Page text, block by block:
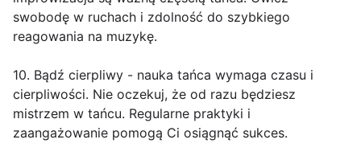
swobodę w ruchach i zdolność do szybkiego
reagowania na muzykę.
10. Bądź cierpliwy - nauka tańca wymaga czasu i
cierpliwości. Nie oczekuj, że od razu będziesz
mistrzem w tańcu. Regularne praktyki i
zaangażowanie pomogą Ci osiągnąć sukces.